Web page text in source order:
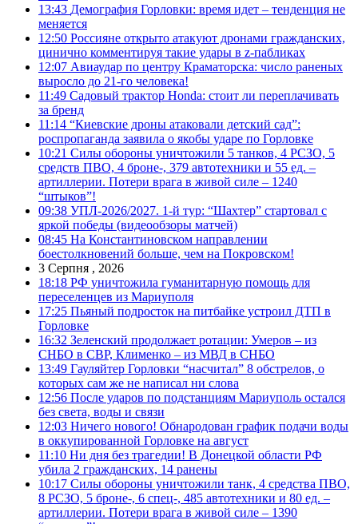
13:43 Демография Горловки: время идет – тенденция не
меняется
12:50 Россияне открыто атакуют дронами гражданских,
цинично комментируя такие удары в z-пабликах
12:07 Авиаудар по центру Краматорска: число раненых
выросло до 21-го человека!
11:49 Садовый трактор Honda: стоит ли переплачивать
за бренд
11:14 “Киевские дроны атаковали детский сад”:
роспропаганда заявила о якобы ударе по Горловке
10:21 Силы обороны уничтожили 5 танков, 4 РСЗО, 5
средств ПВО, 4 броне-, 379 автотехники и 55 ед. –
артиллерии. Потери врага в живой силе – 1240
“штыков”!
09:38 УПЛ-2026/2027. 1-й тур: “Шахтер” стартовал с
яркой победы (видеообзоры матчей)
08:45 На Константиновском направлении
боестолкновений больше, чем на Покровском!
3 Серпня , 2026
18:18 РФ уничтожила гуманитарную помощь для
переселенцев из Мариуполя
17:25 Пьяный подросток на питбайке устроил ДТП в
Горловке
16:32 Зеленский продолжает ротации: Умеров – из
СНБО в СВР, Клименко – из МВД в СНБО
13:49 Гауляйтер Горловки “насчитал” 8 обстрелов, о
которых сам же не написал ни слова
12:56 После ударов по подстанциям Мариуполь остался
без света, воды и связи
12:03 Ничего нового! Обнародован график подачи воды
в оккупированной Горловке на август
11:10 Ни дня без трагедии! В Донецкой области РФ
убила 2 гражданских, 14 ранены
10:17 Силы обороны уничтожили танк, 4 средства ПВО,
8 РСЗО, 5 броне-, 6 спец-, 485 автотехники и 80 ед. –
артиллерии. Потери врага в живой силе – 1390